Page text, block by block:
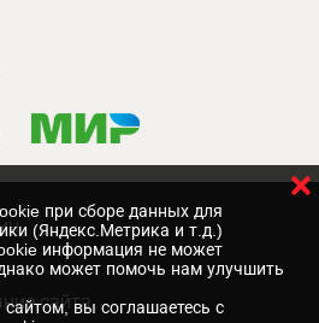
сайта
при сборе данных для
(Яндекс.Метрика и т.д.)
информация не может
может помочь нам улучшить
вы соглашаетесь с